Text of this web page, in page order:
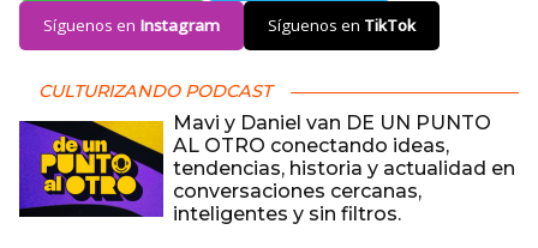
Síguenos en Instagram Síguenos en TikTok
CULTURIZANDO PODCAST
Mavi y Daniel van DE UN PUNTO
AL OTRO conectando ideas,
tendencias, historia y actualidad en
conversaciones cercanas,
inteligentes y sin filtros.